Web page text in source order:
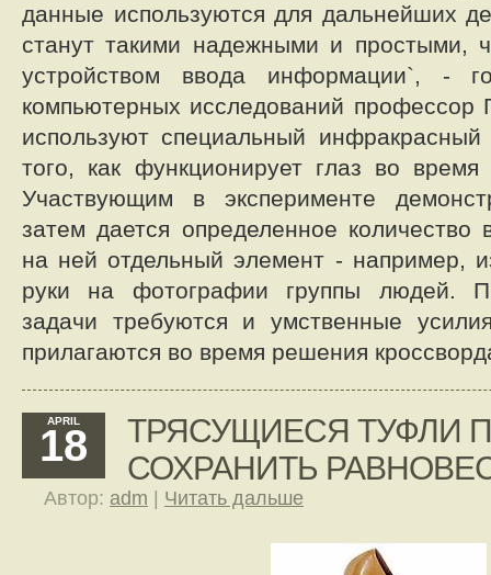
данные используются для дальнейших
станут такими надежными и простыми,
устройством ввода информации`, -
компьютерных исследований
используют специальный
того, как функционирует глаз во
Участвующим в эксперименте
затем дается определенное
на ней отдельный элемент - например,
руки на фотографии группы людей.
задачи требуются и умственные
прилагаются во время решения
APRIL
18
ТРЯСУЩИЕСЯ ТУФЛИ
СОХРАНИТЬ
Автор: adm Читать дальше